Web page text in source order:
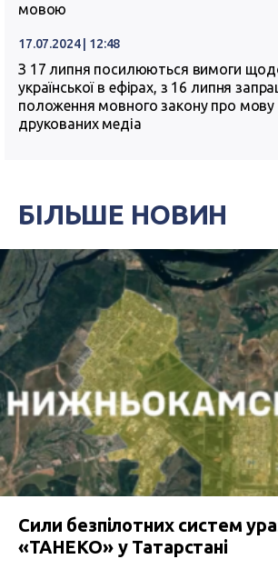
мовою
17.07.2024 | 12:48
З 17 липня посилюються вимоги
української в ефірах, з 16 липня
положення мовного закону про мову
друкованих медіа
БІЛЬШЕ НОВИН
Сили безпілотних систем
«ТАНЕКО» у Татарстані